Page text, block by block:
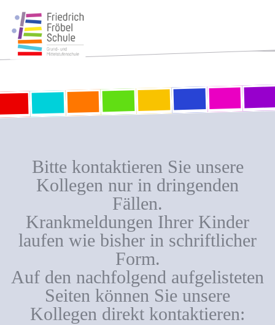
Bitte kontaktieren Sie unsere
Kollegen nur in dringenden
Fällen.
Krankmeldungen Ihrer Kinder
laufen wie bisher in schriftlicher
Form.
Auf den nachfolgend aufgelisteten
Seiten können Sie unsere
Kollegen direkt kontaktieren: